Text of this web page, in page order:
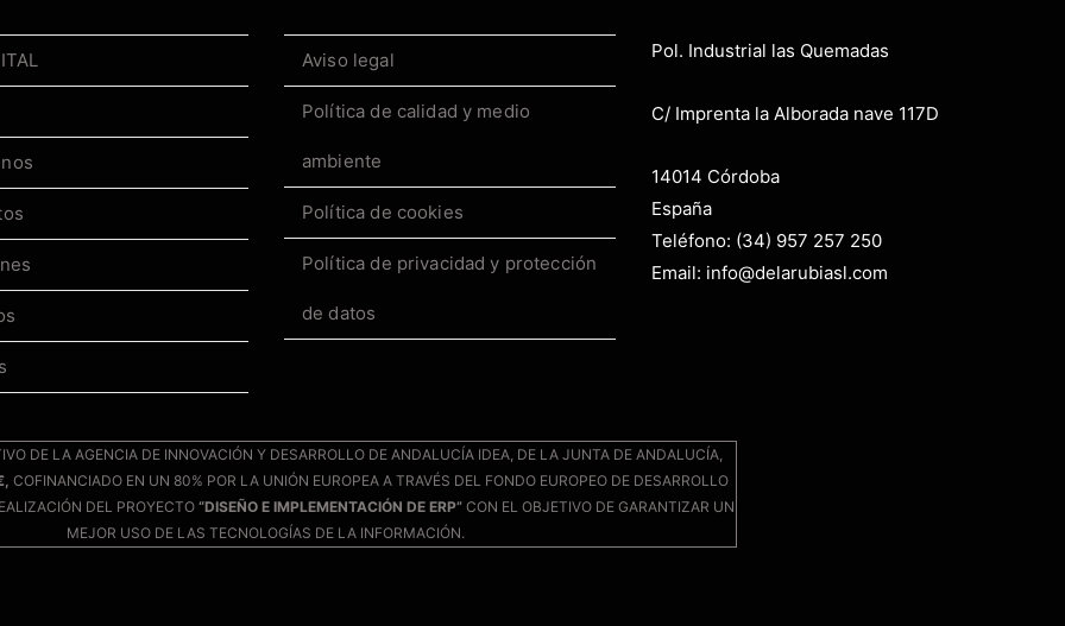
Aviso legal
Política de calidad y medio
ambiente
Política de cookies
Política de privacidad y protección
de datos
Pol. Industrial las Quemadas
C/ Imprenta la Alborada nave 117D
14014 Córdoba
España
Teléfono: (34) 957 257 250
Email: info@delarubiasl.com
DE LA AGENCIA DE INNOVACIÓN Y DESARROLLO DE ANDALUCÍA IDEA, DE LA JUNTA DE ANDALUCÍA,
COFINANCIADO EN UN 80% POR LA UNIÓN EUROPEA A TRAVÉS DEL FONDO EUROPEO DE DESARROLLO
DEL PROYECTO“DISEÑO E IMPLEMENTACIÓN DE ERP”CON EL OBJETIVO DE GARANTIZAR UN
MEJOR USO DE LAS TECNOLOGÍAS DE LA INFORMACIÓN.